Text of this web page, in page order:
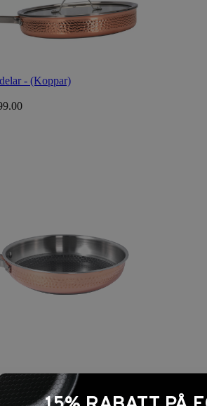
- (Koppar)
FROSTSTICK.2, äkta koppar